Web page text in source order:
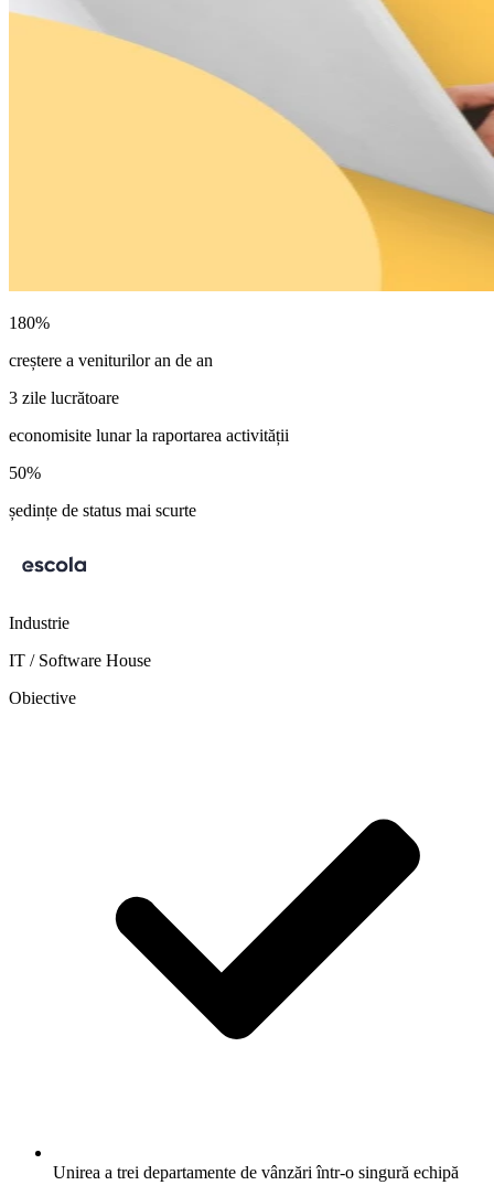
180%
creștere a veniturilor an de an
3 zile lucrătoare
economisite lunar la raportarea activității
50%
ședințe de status mai scurte
Industrie
IT / Software House
Obiective
Unirea a trei departamente de vânzări într-o singură echipă